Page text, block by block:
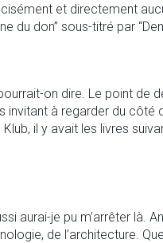
et directement
du don” sous-titré par
on dire. Le point de
à regarder du côté
il y avait les livres
aurai-je pu m’arrêter là.
de l’architecture.